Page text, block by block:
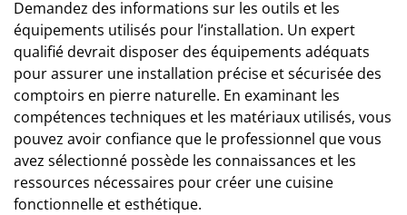
Demandez des informations sur les outils et les
équipements utilisés pour l’installation. Un expert
qualifié devrait disposer des équipements adéquats
pour assurer une installation précise et sécurisée des
comptoirs en pierre naturelle. En examinant les
compétences techniques et les matériaux utilisés, vous
pouvez avoir confiance que le professionnel que vous
avez sélectionné possède les connaissances et les
ressources nécessaires pour créer une cuisine
fonctionnelle et esthétique.